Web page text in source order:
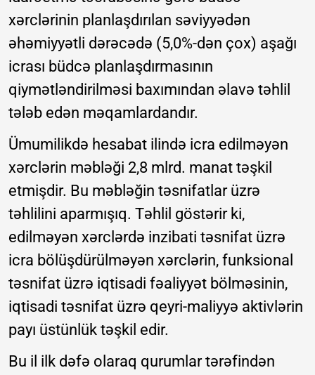
xərclərinin planlaşdırılan səviyyədən
əhəmiyyətli dərəcədə (5,0%-dən çox) aşağı
icrası büdcə planlaşdırmasının
qiymətləndirilməsi baxımından əlavə təhlil
tələb edən məqamlardandır.
Ümumilikdə hesabat ilində icra edilməyən
xərclərin məbləği 2,8 mlrd. manat təşkil
etmişdir. Bu məbləğin təsnifatlar üzrə
təhlilini aparmışıq. Təhlil göstərir ki,
edilməyən xərclərdə inzibati təsnifat üzrə
icra bölüşdürülməyən xərclərin, funksional
təsnifat üzrə iqtisadi fəaliyyət bölməsinin,
iqtisadi təsnifat üzrə qeyri-maliyyə aktivlərin
payı üstünlük təşkil edir.
Bu il ilk dəfə olaraq qurumlar tərəfindən